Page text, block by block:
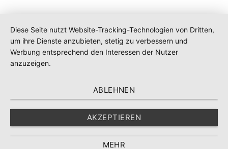
Diese Seite nutzt Website-Tracking-Technologien von Dritten,
um ihre Dienste anzubieten, stetig zu verbessern und
Werbung entsprechend den Interessen der Nutzer
anzuzeigen.
ABLEHNEN
AKZEPTIEREN
MEHR